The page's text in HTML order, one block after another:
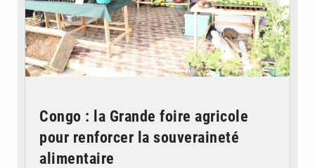
Congo : la Grande foire agricole
pour renforcer la souveraineté
alimentaire